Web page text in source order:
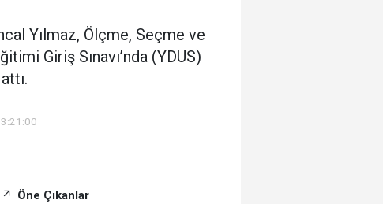
Yılmaz, Ölçme, Seçme ve
Giriş Sınavı’nda (YDUS)
Öne Çıkanlar